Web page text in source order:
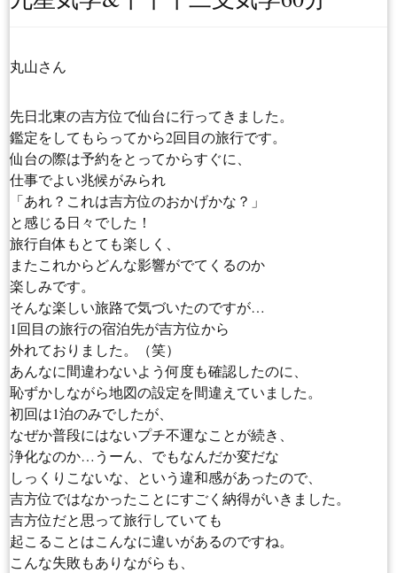
丸山さん
先日北東の吉方位で仙台に行ってきました。
鑑定をしてもらってから2回目の旅行です。
仙台の際は予約をとってからすぐに、
仕事でよい兆候がみられ
「あれ？これは吉方位のおかげかな？」
と感じる日々でした！
旅行自体もとても楽しく、
またこれからどんな影響がでてくるのか
楽しみです。
そんな楽しい旅路で気づいたのですが…
1回目の旅行の宿泊先が吉方位から
外れておりました。（笑）
あんなに間違わないよう何度も確認したのに、
恥ずかしながら地図の設定を間違えていました。
初回は1泊のみでしたが、
なぜか普段にはないプチ不運なことが続き、
浄化なのか…うーん、でもなんだか変だな
しっくりこないな、という違和感があったので、
吉方位ではなかったことにすごく納得がいきました。
吉方位だと思って旅行していても
起こることはこんなに違いがあるのですね。
こんな失敗もありながらも、